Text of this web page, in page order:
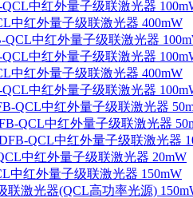
中红外量子级联激光器
中红外量子级联激光器 400mW
QCL中红外量子级联激光器
中红外量子级联激光器
中红外量子级联激光器 400mW
中红外量子级联激光器
QCL中红外量子级联激光器
QCL中红外量子级联激光器
QCL中红外量子级联激光器
中红外量子级联激光器 20mW
中红外量子级联激光器 150mW
联激光器(QCL高功率光源)